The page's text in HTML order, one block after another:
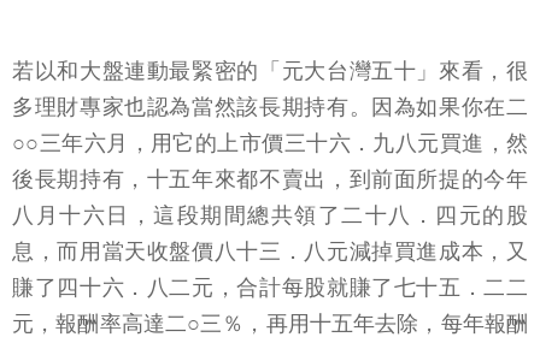
若以和大盤連動最緊密的「元大台灣五十」來看，很
多理財專家也認為當然該長期持有。因為如果你在二
○○三年六月，用它的上市價三十六．九八元買進，然
後長期持有，十五年來都不賣出，到前面所提的今年
八月十六日，這段期間總共領了二十八．四元的股
息，而用當天收盤價八十三．八元減掉買進成本，又
賺了四十六．八二元，合計每股就賺了七十五．二二
元，報酬率高達二○三％，再用十五年去除，每年報酬